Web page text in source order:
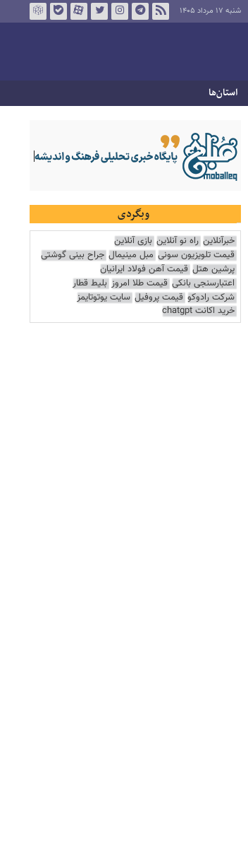
شنبه ۱۷ مرداد ۱۴۰۵
استان‌ها
وبگردی
خبرآنلاین راه نو آنلاین بازی آنلاین
قیمت تلویزیون سونی مبل مینیمال جراح بینی گوشتی
پرشین هتل قیمت آهن فولاد ایرانیان
اعتبارسنجی بانکی قیمت طلا امروز بلیط قطار
شرکت رادوکو قیمت پروفیل سایت یوتوتایمز
خرید اکانت chatgpt